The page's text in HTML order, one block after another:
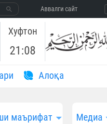
Aввалги сайт
Хуфтон
21:08
Aлоқа
маърифат Медиа